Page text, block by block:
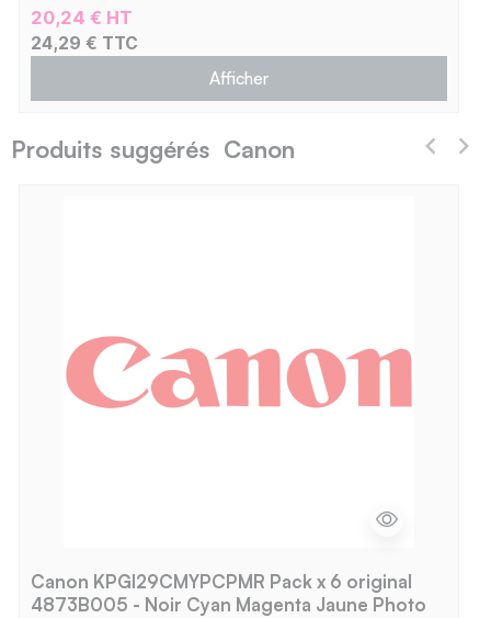
20,24 € HT
24,29 € TTC
Afficher
Produits suggérés Canon
Canon KPGI29CMYPCPMR Pack x 6 original
4873B005 - Noir Cyan Magenta Jaune Photo